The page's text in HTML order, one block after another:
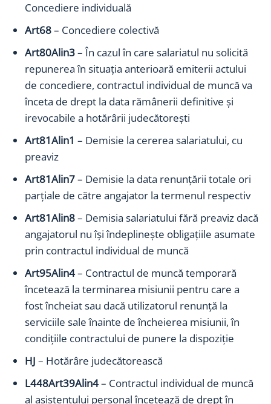
Concediere individuală
Art68– Concediere colectivă
Art80Alin3– În cazul în care salariatul nu solicită
repunerea în situaţia anterioară emiterii actului
de concediere, contractul individual de muncă va
înceta de drept la data rămânerii definitive şi
irevocabile a hotărârii judecătoreşti
Art81Alin1 – Demisie la cererea salariatului, cu
preaviz
Art81Alin7– Demisie la data renunţării totale ori
parţiale de către angajator la termenul respectiv
Art81Alin8– Demisia salariatului fără preaviz dacă
angajatorul nu îşi îndeplineşte obligaţiile asumate
prin contractul individual de muncă
Art95Alin4– Contractul de muncă temporară
încetează la terminarea misiunii pentru care a
fost încheiat sau dacă utilizatorul renunţă la
serviciile sale înainte de încheierea misiunii, în
condiţiile contractului de punere la dispoziţie
HJ – Hotărâre judecătorească
L448Art39Alin4– Contractul individual de muncă
al asistentului personal încetează de drept în